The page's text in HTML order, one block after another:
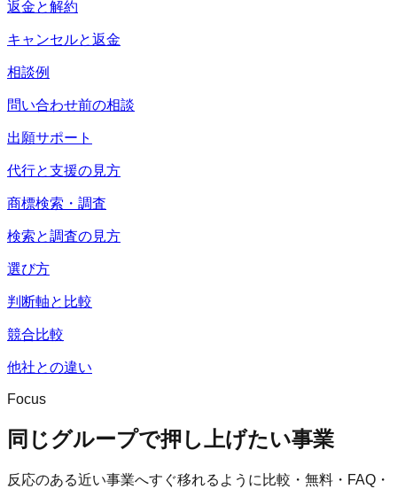
返金と解約
キャンセルと返金
相談例
問い合わせ前の相談
出願サポート
代行と支援の見方
商標検索・調査
検索と調査の見方
選び方
判断軸と比較
競合比較
他社との違い
Focus
同じグループで押し上げたい事業
反応のある近い事業へすぐ移れるように比較・無料・FAQ・